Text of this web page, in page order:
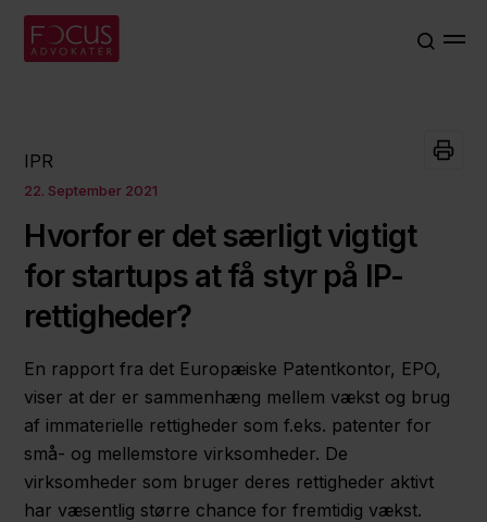
IPR
22. September 2021
Hvorfor er det særligt vigtigt
for startups at få styr på IP-
rettigheder?
En rapport fra det Europæiske Patentkontor, EPO,
viser at der er sammenhæng mellem vækst og brug
af immaterielle rettigheder som f.eks. patenter for
små- og mellemstore virksomheder. De
virksomheder som bruger deres rettigheder aktivt
har væsentlig større chance for fremtidig vækst.